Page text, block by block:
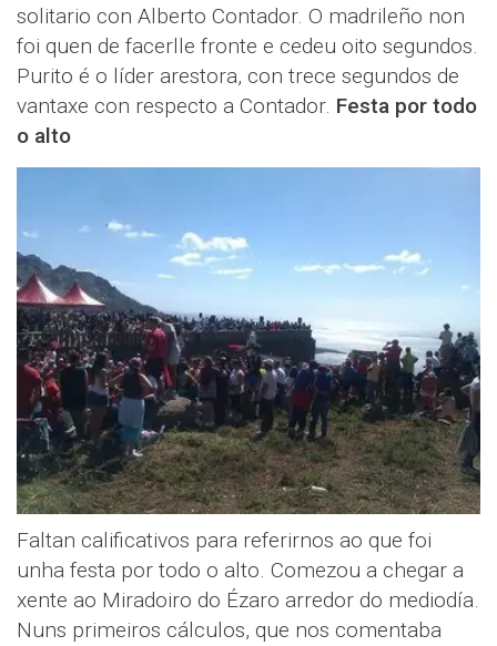
solitario con Alberto Contador. O madrileño non
foi quen de facerlle fronte e cedeu oito segundos.
Purito é o líder arestora, con trece segundos de
vantaxe con respecto a Contador. Festa por todo
o alto
Faltan calificativos para referirnos ao que foi
unha festa por todo o alto. Comezou a chegar a
xente ao Miradoiro do Ézaro arredor do mediodía.
Nuns primeiros cálculos, que nos comentaba